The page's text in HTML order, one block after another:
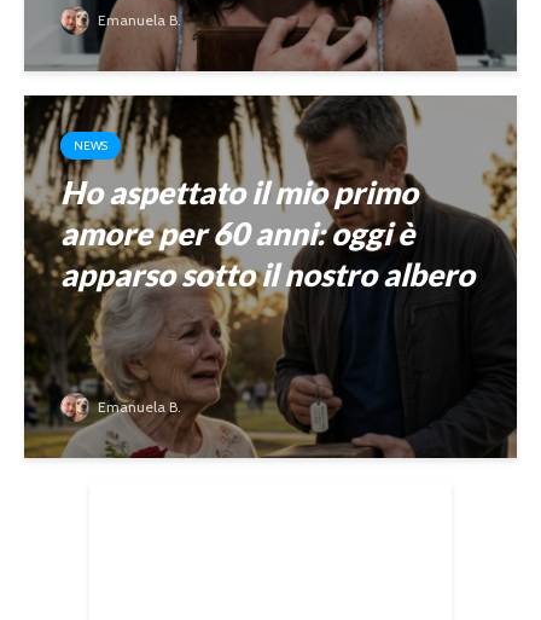
Emanuela B.
NEWS
Ho aspettato il mio primo
amore per 60 anni: oggi è
apparso sotto il nostro albero
Emanuela B.